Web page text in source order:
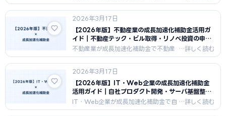
ICT施工・重機一括導入を行うための
申請戦略を解説。建設業界の高額設備
投資と売上100億円への成長計画の組
み立て方、採択された計画書の特徴を
紹介します。
2026年3月17日
【2026年版】不動産業の成長加速化補助金活用ガ
イド｜不動産テック・ビル取得・リノベ投資の申請
方法｜成長加速化補助金ナビ
不動産業が成長加速化補助金で不動産
テック導入・物件管理システム整備・
開発事業拡大を行うための申請戦略を
解説。不動産業の対象経費の考え方
と、採択されるための成長シナリオの
描き方を紹介します。
2026年3月17日
【2026年版】IT・Web企業の成長加速化補助金
活用ガイド｜自社プロダクト開発・サーバ基盤整備
の申請方法｜成長加速化補助金ナビ
IT・Web企業が成長加速化補助金で自
社プロダクト開発・クラウド基盤整